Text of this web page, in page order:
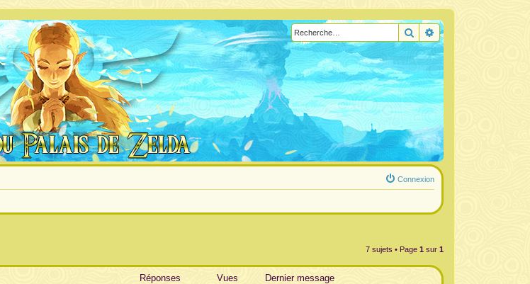
RechercherRecherche avancée
Connexion
7 sujets • Page 1 sur 1
Réponses Vues
Dernier message